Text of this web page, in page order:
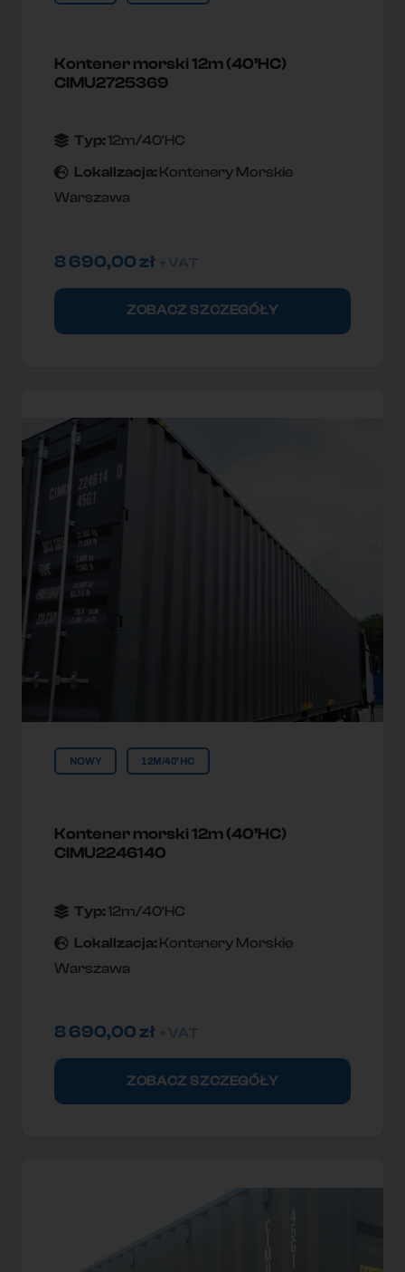
Kontener morski 12m (40’HC)
CIMU2725369
Typ:12m/40'HC
Lokallzacja: Kontenery Morskie
Warszawa
8 690,00zł
ZOBACZ SZCZEGÓŁY
NOWY 12M/40'HC
Kontener morski 12m (40’HC)
CIMU2246140
Typ:12m/40'HC
Lokallzacja: Kontenery Morskie
Warszawa
8 690,00zł
ZOBACZ SZCZEGÓŁY